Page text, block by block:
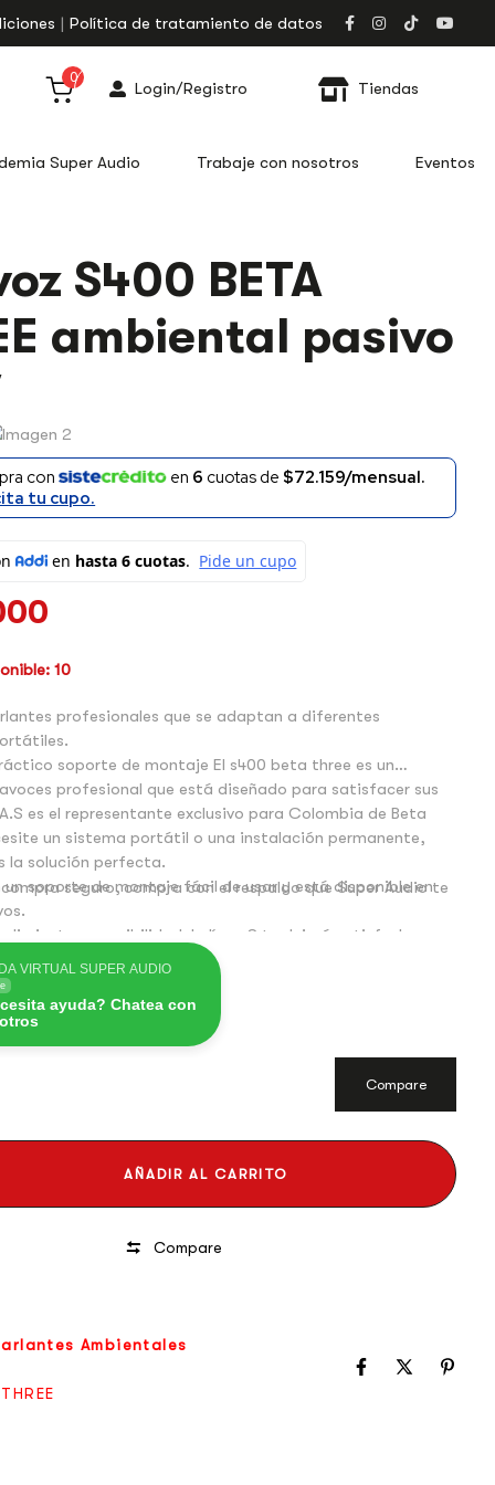
Política de tratamiento de datos
0
Login/Registro Tiendas
Super Audio Trabaje con nosotros Eventos
S400 BETA
ambiental pasivo
con en 6 cuotas de $72.159/mensual.
tu cupo.
10
profesionales que se adaptan a diferentes
de montaje El s400 beta three es un
profesional que está diseñado para satisfacer sus
un sistema portátil o una instalación permanente,
la solución perfecta.
soporte de montaje fácil de usar y está disponible en
es el representante exclusivo para Colombia de Beta
seguro, compra con el respaldo que Super Audio te
VIRTUAL SUPER AUDIO
ayuda? Chatea con
Compare
AÑADIR AL CARRITO
Compare
Ambientales